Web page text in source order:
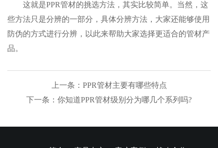
这就是PPR管材的挑选方法，其实比较简单。当然，这
些方法只是分辨的一部分，具体分辨方法，大家还能够使用
防伪的方式进行分辨，以此来帮助大家选择更适合的管材产
品。
上一条：PPR管材主要有哪些特点
下一条：你知道PPR管材级别分为哪几个系列吗?